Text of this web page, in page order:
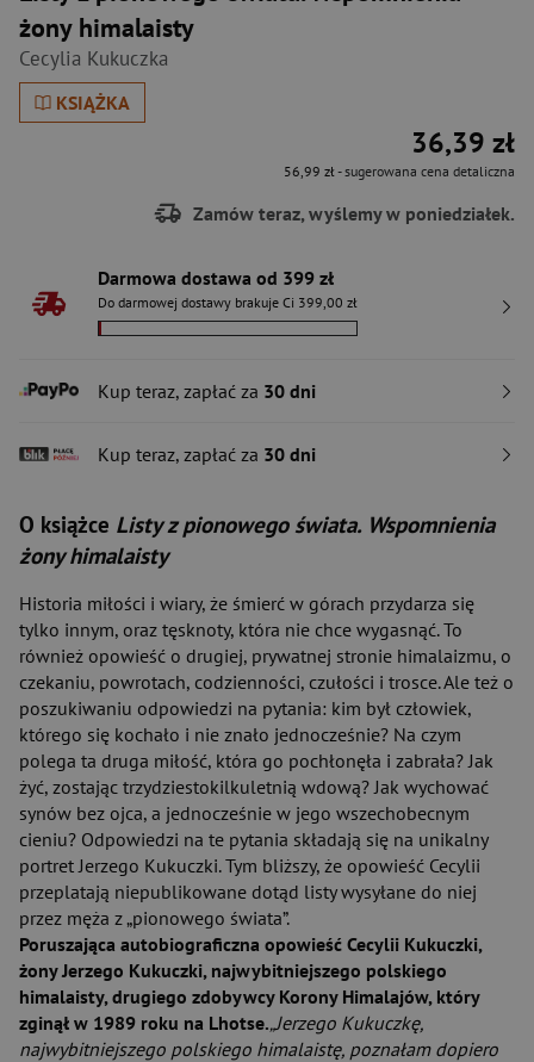
żony himalaisty
Cecylia Kukuczka
KSIĄŻKA
36,39 zł
56,99 zł- sugerowana cena detaliczna
Zamów teraz, wyślemy w poniedziałek.
Darmowa dostawa od 399 zł
Do darmowej dostawy brakuje Ci 399,00 zł
Kup teraz, zapłać za 30 dni
Kup teraz, zapłać za 30 dni
O książce Listy z pionowego świata. Wspomnienia
żony himalaisty
Historia miłości i wiary, że śmierć w górach przydarza się
tylko innym, oraz tęsknoty, która nie chce wygasnąć. To
również opowieść o drugiej, prywatnej stronie himalaizmu, o
czekaniu, powrotach, codzienności, czułości i trosce. Ale też o
poszukiwaniu odpowiedzi na pytania: kim był człowiek,
którego się kochało i nie znało jednocześnie? Na czym
polega ta druga miłość, która go pochłonęła i zabrała? Jak
żyć, zostając trzydziestokilkuletnią wdową? Jak wychować
synów bez ojca, a jednocześnie w jego wszechobecnym
cieniu? Odpowiedzi na te pytania składają się na unikalny
portret Jerzego Kukuczki. Tym bliższy, że opowieść Cecylii
przeplatają niepublikowane dotąd listy wysyłane do niej
przez męża z „pionowego świata”.
Poruszająca autobiograficzna opowieść Cecylii Kukuczki,
żony Jerzego Kukuczki, najwybitniejszego polskiego
himalaisty, drugiego zdobywcy Korony Himalajów, który
zginął w 1989 roku na Lhotse.„Jerzego Kukuczkę,
najwybitniejszego polskiego himalaistę, poznałam dopiero